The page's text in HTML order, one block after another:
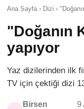
Ana Sayfa › Dizi ›
"Doğanın
yapıyor
Yaz dizilerinden ilk
TV için çektiği dizi
Birsen
9